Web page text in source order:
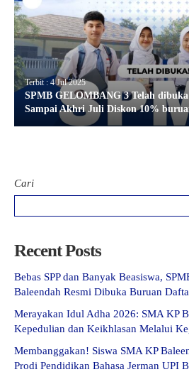
Terbit : 4 Jul 2025
SPMB GELOMBANG 3 Telah
Sampai Akhri Juli Diskon 10%
Cari
Recent Posts
Bebas SPP dan Banyak Beasiswa,
Baleendah Resmi Dibuka Buruan
Merayakan Idul Adha 2026: SMA KP
Kepedulian dan Keikhlasan Melalui
Membanggakan! Siswa SMA KP
Prodi Pendidikan Bahasa Jerman UPI